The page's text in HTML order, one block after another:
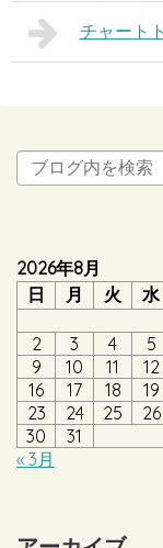
チャート
2026年8月
日
月 火 水
2
3 4 5
9
10 11 12
16
17 18 19
23
24 25 26
30
31
« 3月